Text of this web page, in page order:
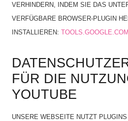
VERHINDERN, INDEM SIE DAS
VERFÜGBARE BROWSER-PLUGIN
INSTALLIEREN:
FÜR DIE
YOUTUBE
UNSERE WEBSEITE NUTZT